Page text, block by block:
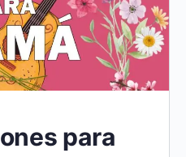
para